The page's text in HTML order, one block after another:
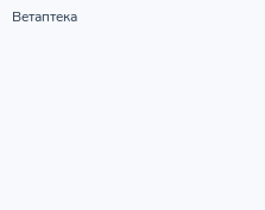
Ветаптека